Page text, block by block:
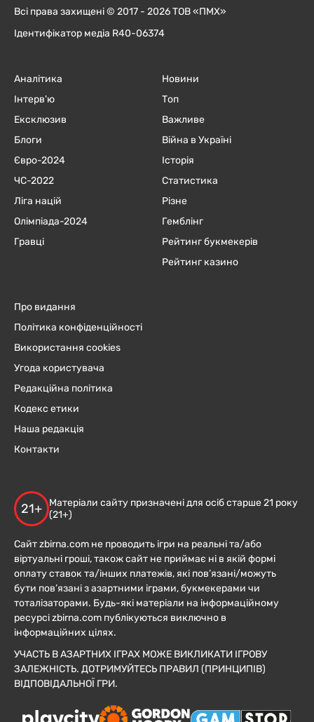
Всі права захищені © 2017 - 2026 ТОВ «ПМХ»
Ідентифікатор медіа R40-06374
Аналітика
Інтерв'ю
Ексклюзив
Блоги
Євро-2024
ЧC-2022
Ліга націй
Олімпіада-2024
Гравці
Новини
Топ
Важливе
Війна в Україні
Історія
Статистика
Різне
Гемблінг
Рейтинг букмекерів
Рейтинг казино
Про видання
Політика конфіденційності
Використання cookies
Угода користувача
Редакційна політика
Кодекс етики
Наша редакція
Контакти
21+
Матеріали сайту призначені для осіб старше 21 року
(21+)
Сайт zbirna.com не проводить ігри на реальні та/або
віртуальні гроші, також сайт не приймає ні в якій формі
оплату ставок та/інших платежів, які пов’язані/можуть
бути пов’язані з азартними іграми, букмекерами чи
тоталізаторами. Будь-які матеріали на інформаційному
ресурсі zbirna.com публікуються виключно в
інформаційних цілях.
УЧАСТЬ В АЗАРТНИХ ІГРАХ МОЖЕ ВИКЛИКАТИ ІГРОВУ
ЗАЛЕЖНІСТЬ. ДОТРИМУЙТЕСЬ ПРАВИЛ (ПРИНЦИПІВ)
ВІДПОВІДАЛЬНОЇ ГРИ.